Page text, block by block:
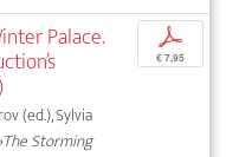
Palace.
(ed.), Sylvia
Storming
p
€ 7,95